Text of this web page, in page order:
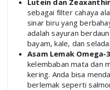
Lutein dan
sebagai filter cahaya
sinar biru yang
adalah sayuran
bayam, kale, dan selada.
Asam Lemak Omega-
kelembaban mata dan
kering. Anda bisa
berlemak seperti